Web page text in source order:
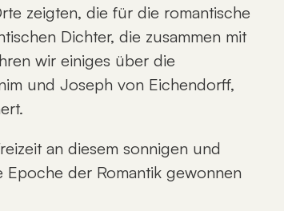
zeigten, die für die romantische
Dichter, die zusammen mit
wir einiges über die
und Joseph von Eichendorﬀ,
an diesem sonnigen und
der Romantik gewonnen